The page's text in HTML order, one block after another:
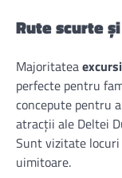
Rute scurte
Majoritatea
perfecte pentru
concepute pentru
atracții ale Deltei
Sunt vizitate
uimitoare.